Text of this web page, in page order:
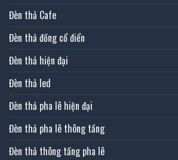
Đèn thả Cafe
Đèn thả đồng cổ điển
Đèn thả hiện đại
Đèn thả led
Đèn thả pha lê hiện đại
Đèn thả pha lê thông tầng
Đèn thả thông tầng pha lê